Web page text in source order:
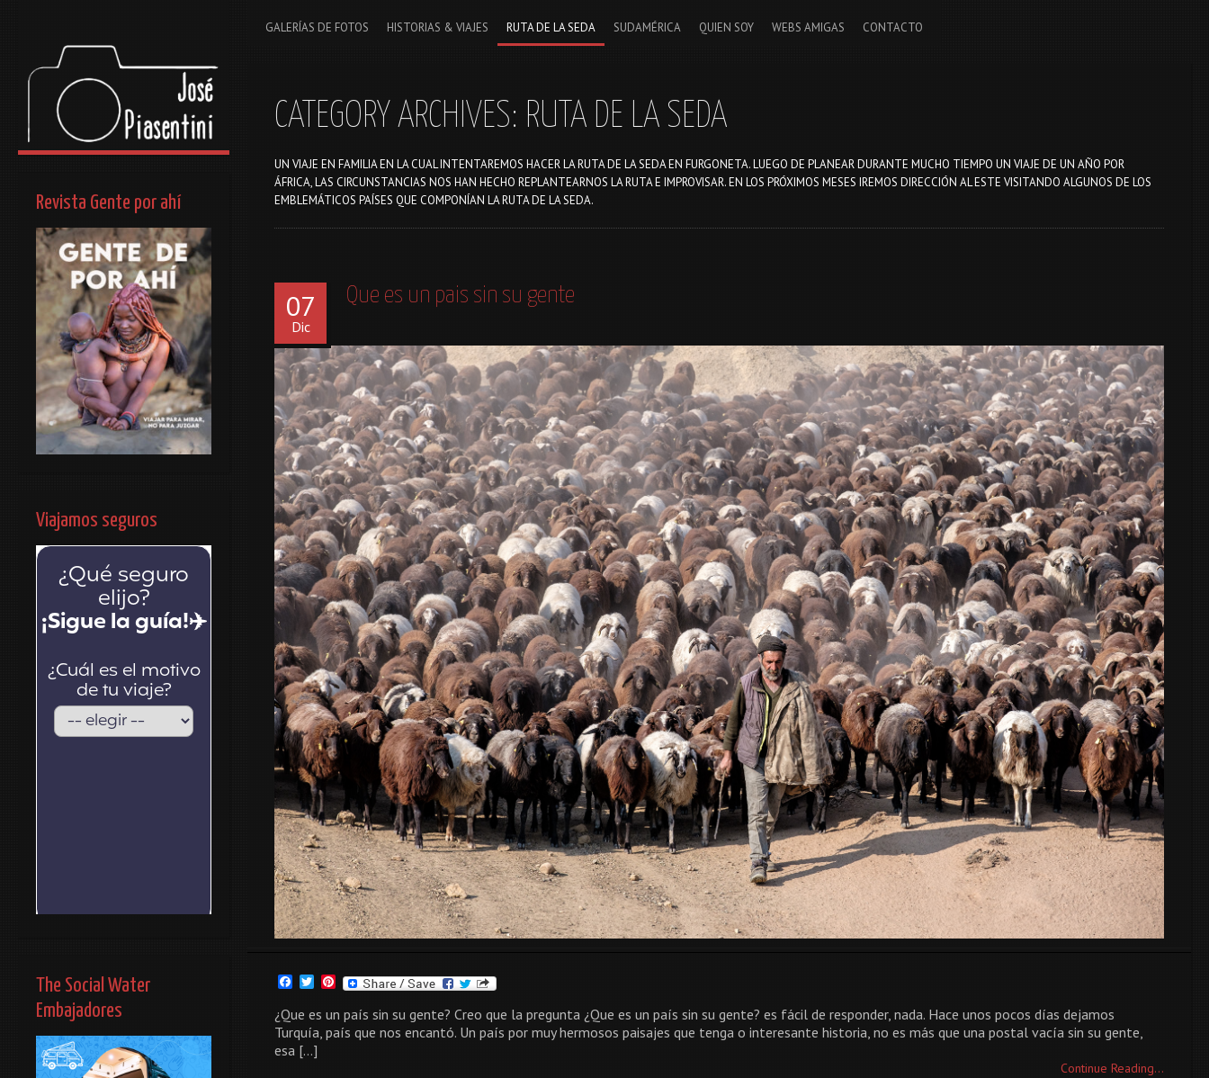
GALERÍAS DE FOTOS HISTORIAS & VIAJES RUTA DE LA SEDA SUDAMÉRICA QUIEN SOY WEBS AMIGAS CONTACTO
CATEGORY ARCHIVES: RUTA DE LA SEDA
UN VIAJE EN FAMILIA EN LA CUAL INTENTAREMOS HACER LA RUTA DE LA SEDA EN FURGONETA. LUEGO DE PLANEAR DURANTE MUCHO TIEMPO UN VIAJE DE UN AÑO POR
ÁFRICA, LAS CIRCUNSTANCIAS NOS HAN HECHO REPLANTEARNOS LA RUTA E IMPROVISAR. EN LOS PRÓXIMOS MESES IREMOS DIRECCIÓN AL ESTE VISITANDO ALGUNOS DE LOS
EMBLEMÁTICOS PAÍSES QUE COMPONÍAN LA RUTA DE LA SEDA.
07
Dic
Que es un pais sin su gente
Facebook
TwitterPinterest
¿Que es un país sin su gente? Creo que la pregunta ¿Que es un país sin su gente? es fácil de responder, nada. Hace unos pocos días dejamos
Turquía, país que nos encantó. Un país por muy hermosos paisajes que tenga o interesante historia, no es más que una postal vacía sin su gente,
esa […]
Continue Reading...
Revista Gente por ahí
Viajamos seguros
The Social Water
Embajadores